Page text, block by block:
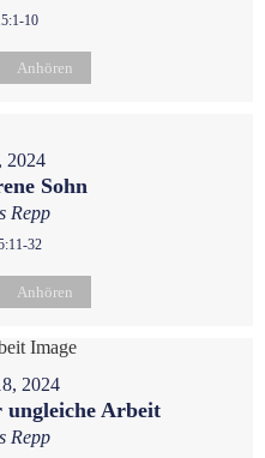
10
Anhören
2024
Sohn
Repp
32
Anhören
2024
Arbeit
Repp